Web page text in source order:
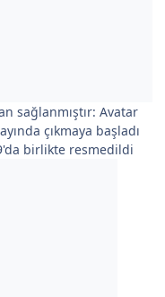
sağlanmıştır: Avatar
çıkmaya başladı
birlikte resmedildi